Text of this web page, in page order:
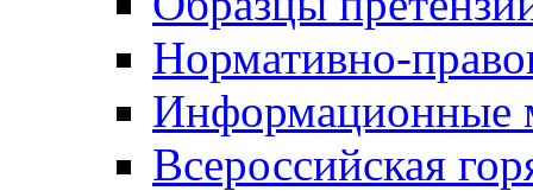
Нормативно-
Информационные
Всероссийская